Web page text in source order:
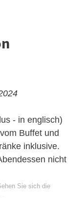
- in englisch)
Buffet und
inklusive.
nicht
Sie sich die